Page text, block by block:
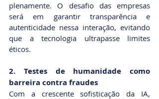
plenamente. O desafio das empresas
será em garantir transparência e
autenticidade nessa interação, evitando
que a tecnologia ultrapasse limites
éticos.
2. Testes de humanidade como
barreira contra fraudes
Com a crescente sofisticação da IA,